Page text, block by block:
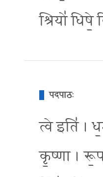
श्रियो॑ धिषे॒
पदपाठः
त्वे इति॑ ।
कृ॒ष्णा ।